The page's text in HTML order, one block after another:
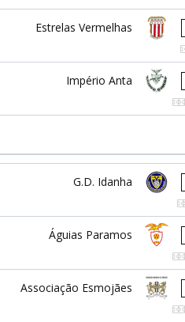
Estrelas Vermelhas
Império Anta
G.D. Idanha
Águias Paramos
Associação Esmojães